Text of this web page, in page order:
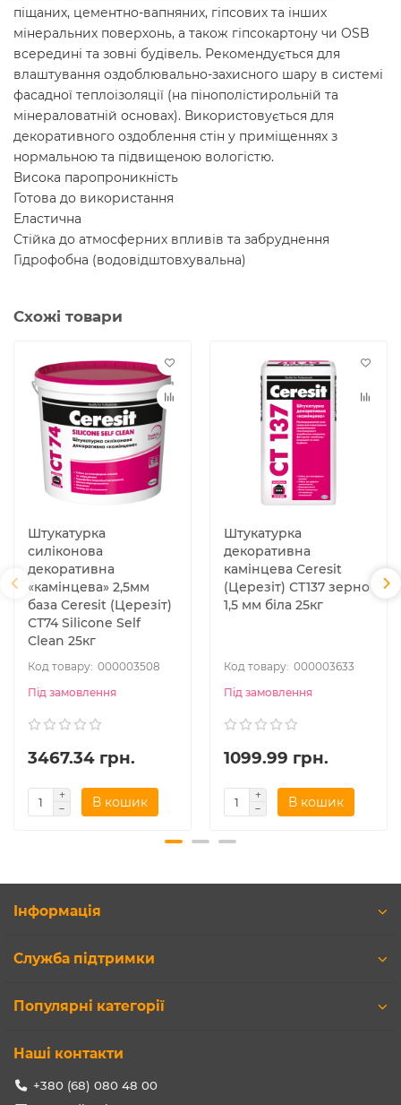
піщаних, цементно-вапняних, гіпсових та інших
мінеральних поверхонь, а також гіпсокартону чи OSB
всередині та зовні будівель. Рекомендується для
влаштування оздоблювально-захисного шару в системі
фасадної теплоізоляції (на пінополістирольній та
мінераловатній основах). Використовується для
декоративного оздоблення стін у приміщеннях з
нормальною та підвищеною вологістю.
Висока паропроникність
Готова до використання
Еластична
Стійка до атмосферних впливів та забруднення
Гідрофобна (водовідштовхувальна)
Схожі товари
Штукатурка
силіконова
декоративна
«камінцева» 2,5мм
база Ceresit (Церезіт)
СТ74 Silicone Self
Clean 25кг
000003508
Під замовлення
3467.34 грн.
В кошик
Штукатурка
декоративна
камінцева Ceresit
(Церезіт) СТ137 зерно
1,5 мм біла 25кг
000003633
Під замовлення
1099.99 грн.
В кошик
Інформація
Служба підтримки
Популярні категорії
Наші контакти
+380 (68) 080 48 00